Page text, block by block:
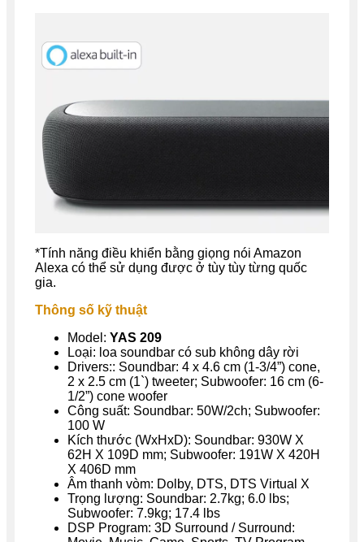
*Tính năng điều khiển bằng giọng nói Amazon
Alexa có thể sử dụng được ở tùy tùy từng quốc
gia.
Thông số kỹ thuật
Model: YAS 209
Loại: loa soundbar có sub không dây rời
Drivers:: Soundbar: 4 x 4.6 cm (1-3/4”) cone,
2 x 2.5 cm (1`) tweeter; Subwoofer: 16 cm (6-
1/2”) cone woofer
Công suất: Soundbar: 50W/2ch; Subwoofer:
100 W
Kích thước (WxHxD): Soundbar: 930W X
62H X 109D mm; Subwoofer: 191W X 420H
X 406D mm
Âm thanh vòm: Dolby, DTS, DTS Virtual X
Trọng lượng: Soundbar: 2.7kg; 6.0 lbs;
Subwoofer: 7.9kg; 17.4 lbs
DSP Program: 3D Surround / Surround: